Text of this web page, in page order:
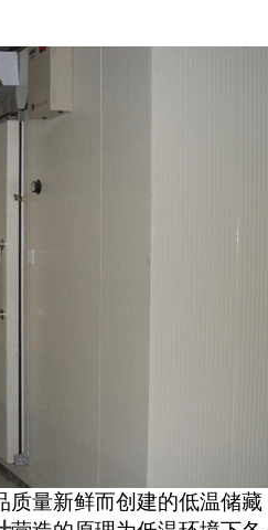
质量新鲜而创建的低温储藏